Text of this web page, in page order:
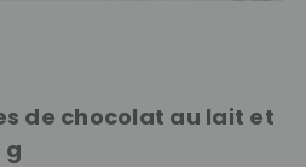
de chocolat au lait et
g